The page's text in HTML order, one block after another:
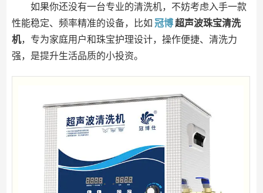
如果你还没有一台专业的清洗机，不妨考虑入手一款
性能稳定、频率精准的设备，比如 冠博超声波珠宝清洗
机，专为家庭用户和珠宝护理设计，操作便捷、清洗力
强，是提升生活品质的小投资。